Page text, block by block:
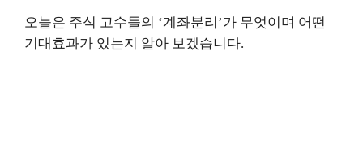
오늘은 주식 고수들의 ‘계좌분리’가 무엇이며 어떤
기대효과가 있는지 알아 보겠습니다.